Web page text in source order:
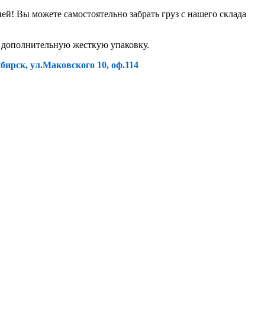
можете самостоятельно забрать груз с нашего склада
жесткую упаковку.
ул.Маковского 10, оф.114